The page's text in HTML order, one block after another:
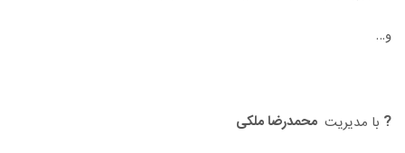
و…
? با مدیریت محمدرضا ملکی